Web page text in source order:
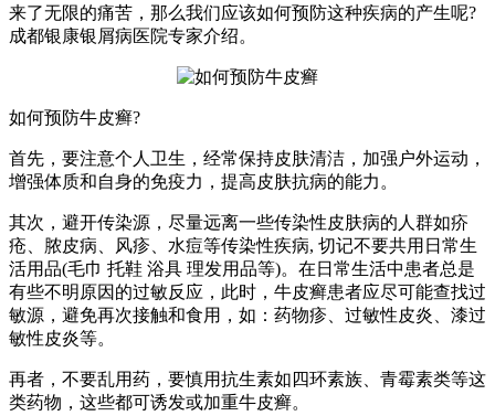
来了无限的痛苦，那么我们应该如何预防这种疾病的产生呢?
成都银康银屑病医院专家介绍。
如何预防牛皮癣?
首先，要注意个人卫生，经常保持皮肤清洁，加强户外运动，
增强体质和自身的免疫力，提高皮肤抗病的能力。
其次，避开传染源，尽量远离一些传染性皮肤病的人群如疥
疮、脓皮病、风疹、水痘等传染性疾病, 切记不要共用日常生
活用品(毛巾 托鞋 浴具 理发用品等)。在日常生活中患者总是
有些不明原因的过敏反应，此时，牛皮癣患者应尽可能查找过
敏源，避免再次接触和食用，如：药物疹、过敏性皮炎、漆过
敏性皮炎等。
再者，不要乱用药，要慎用抗生素如四环素族、青霉素类等这
类药物，这些都可诱发或加重牛皮癣。